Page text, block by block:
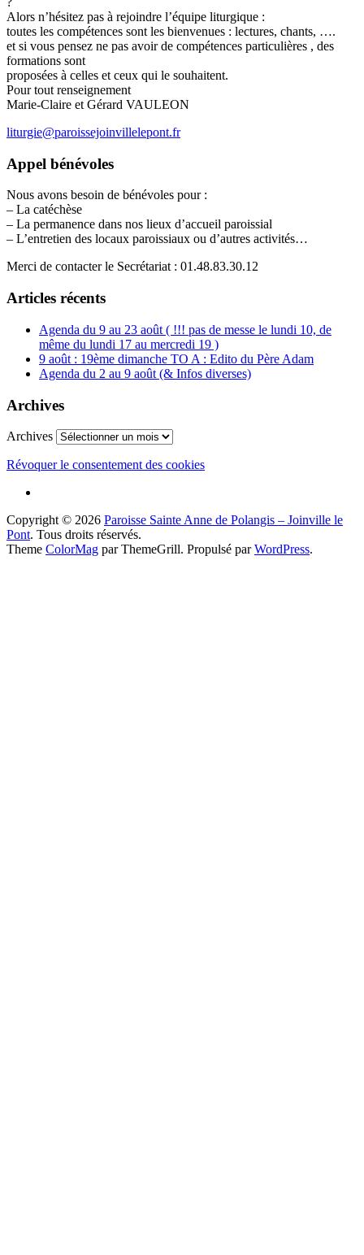
Alors n’hésitez pas à rejoindre l’équipe liturgique :
toutes les compétences sont les bienvenues : lectures, chants, ….
et si vous pensez ne pas avoir de compétences particulières , des
formations sont
proposées à celles et ceux qui le souhaitent.
Pour tout renseignement
Marie-Claire et Gérard VAULEON
liturgie@paroissejoinvillelepont.fr
Appel bénévoles
Nous avons besoin de bénévoles pour :
– La catéchèse
– La permanence dans nos lieux d’accueil paroissial
– L’entretien des locaux paroissiaux ou d’autres activités…
Merci de contacter le Secrétariat : 01.48.83.30.12
Articles récents
Agenda du 9 au 23 août ( !!! pas de messe le lundi 10, de
même du lundi 17 au mercredi 19 )
9 août : 19ème dimanche TO A : Edito du Père Adam
Agenda du 2 au 9 août (& Infos diverses)
Archives
Archives
Révoquer le consentement des cookies
Copyright © 2026 Paroisse Sainte Anne de Polangis – Joinville le
Pont. Tous droits réservés.
Theme ColorMag par ThemeGrill. Propulsé parWordPress.